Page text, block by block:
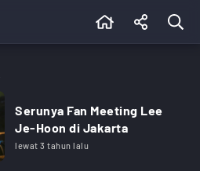
Serunya Fan Meeting Lee
Je-Hoon di Jakarta
lewat 3 tahun lalu